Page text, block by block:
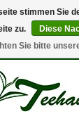
stimmen Sie
zu.
Diese
Sie bitte